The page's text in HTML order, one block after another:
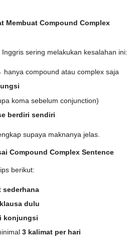
Membuat Compound Complex
sering melakukan kesalahan ini:
hanya compound atau complex saja
koma sebelum conjunction)
berdiri sendiri
supaya maknanya jelas.
Compound Complex Sentence
berikut:
sederhana
dulu
konjungsi
3 kalimat per hari